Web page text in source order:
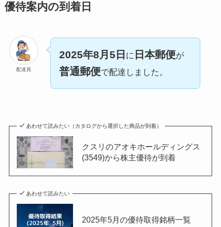
優待案内の到着日
配達員
2025年8月5日 に 日本郵便が
普通郵便で配達しました。
あわせて読みたい（カタログから選択した商品が到着）
クスリのアオキホールディングス
(3549)から株主優待が到着
あわせて読みたい
2025年5月の優待取得銘柄一覧